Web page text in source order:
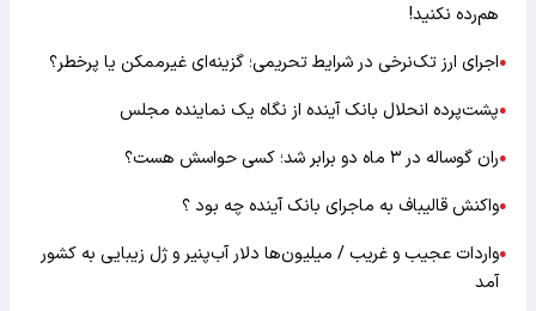
هم‌رده نکنید!
●اجرای ارز تک‌نرخی در شرایط تحریمی؛ گزینه‌ای غیرممکن یا پرخطر؟
●پشت‌پرده انحلال بانک آینده از نگاه یک نماینده مجلس
●ران گوساله در ۳ ماه دو برابر شد؛ کسی حواسش هست؟
●واکنش قالیباف به ماجرای بانک آینده چه بود ؟
●واردات عجیب و غریب / میلیون‌ها دلار آب‌پنیر و ژل زیبایی به کشور
آمد